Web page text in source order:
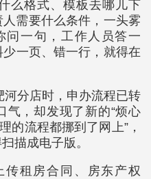
么格式、模板去哪儿下
需要什么条件，一头雾
问一句，工作人员答一
少一页、错一行，就得在
分店时，申办流程已转
气，却发现了新的“烦心
的流程都挪到了网上”，
描成电子版。
传租房合同、房东产权